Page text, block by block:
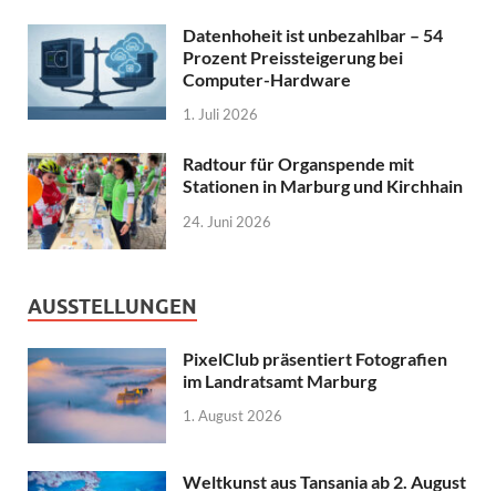
Datenhoheit ist unbezahlbar – 54
Prozent Preissteigerung bei
Computer-Hardware
1. Juli 2026
Radtour für Organspende mit
Stationen in Marburg und Kirchhain
24. Juni 2026
AUSSTELLUNGEN
PixelClub präsentiert Fotografien
im Landratsamt Marburg
1. August 2026
Weltkunst aus Tansania ab 2. August